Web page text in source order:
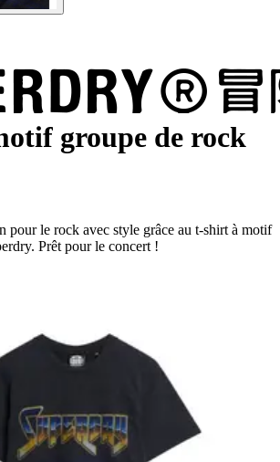
groupe de rock
pour le rock avec style grâce au t-shirt à motif
Prêt pour le concert !